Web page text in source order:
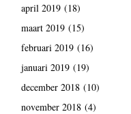
april 2019(18)
maart 2019(15)
februari 2019(16)
januari 2019(19)
december 2018(10)
november 2018(4)